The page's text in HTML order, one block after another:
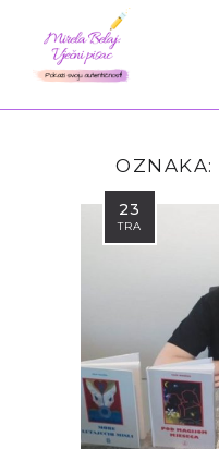
OZNAKA:
23
TRA